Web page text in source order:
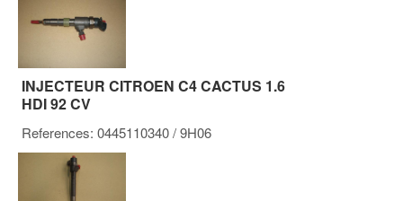
INJECTEUR CITROEN C4 CACTUS 1.6
HDI 92 CV
References: 0445110340/ 9H06